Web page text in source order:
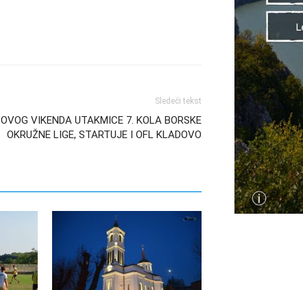
Sledeći tekst
OVOG VIKENDA UTAKMICE 7. KOLA BORSKE
OKRUŽNE LIGE, STARTUJE I OFL KLADOVO